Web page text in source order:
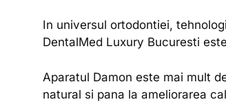
In universul ortodontiei,
DentalMed Luxury Bucuresti
Aparatul Damon este mai mult
natural si pana la ameliorarea